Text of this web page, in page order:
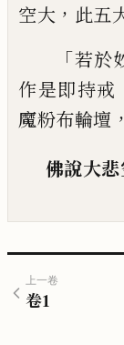
空大 ， 此五
「若於
作是即持戒
魔粉布輪壇 ，
佛說大
上一卷
卷1